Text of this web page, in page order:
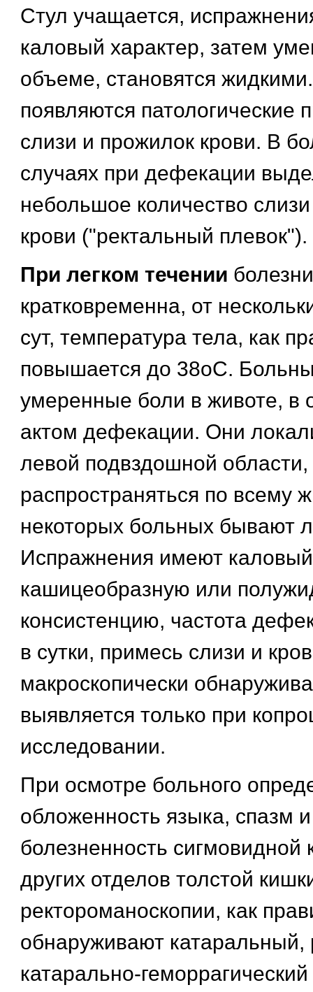
Стул учащается,
каловый характер, затем
объеме, становятся
появляются патологические
слизи и прожилок крови. В
случаях при дефекации
небольшое количество
крови ("ректальный плевок").
При легком течении
кратковременна, от
сут, температура тела, как
повышается до 38оС.
умеренные боли в животе, в
актом дефекации. Они
левой подвздошной области,
распространяться по всему
некоторых больных бывают
Испражнения имеют каловый
кашицеобразную или
консистенцию, частота
в сутки, примесь слизи и
макроскопически
выявляется только при
исследовании.
При осмотре больного
обложенность языка, спазм
болезненность сигмовидной
других отделов толстой
ректороманоскопии, как
обнаруживают катаральный,
катарально-